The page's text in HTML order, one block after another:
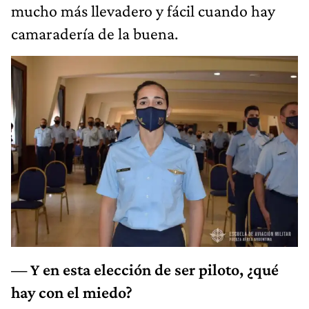
mucho más llevadero y fácil cuando hay
camaradería de la buena.
— Y en esta elección de ser piloto, ¿qué
hay con el miedo?